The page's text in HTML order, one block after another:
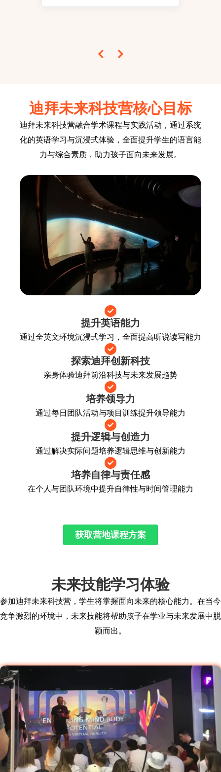
迪拜未来科技营核心目标
迪拜未来科技营融合学术课程与实践活动，通过系统
化的英语学习与沉浸式体验，全面提升学生的语言能
力与综合素质，助力孩子面向未来发展。
提升英语能力
通过全英文环境沉浸式学习，全面提高听说读写能力
探索迪拜创新科技
亲身体验迪拜前沿科技与未来发展趋势
培养领导力
通过每日团队活动与项目训练提升领导能力
提升逻辑与创造力
通过解决实际问题培养逻辑思维与创新能力
培养自律与责任感
在个人与团队环境中提升自律性与时间管理能力
获取营地课程方案
未来技能学习体验
参加迪拜未来科技营，学生将掌握面向未来的核心能力。在当今
竞争激烈的环境中，未来技能将帮助孩子在学业与未来发展中脱
颖而出。